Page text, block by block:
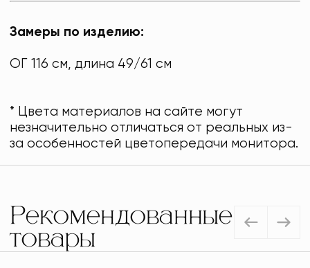
Замеры по изделию:
ОГ 116 см, длина 49/61 см
* Цвета материалов на сайте могут
незначительно отличаться от реальных из-
за особенностей цветопередачи монитора.
Рекомендованные
товары